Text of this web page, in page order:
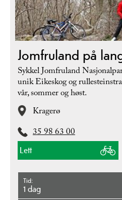
Jomfruland på
Sykkel Jomfruland
unik Eikeskog og
vår, sommer og høst.
Kragerø
35 98 63 00
Lett
Tid
1 dag